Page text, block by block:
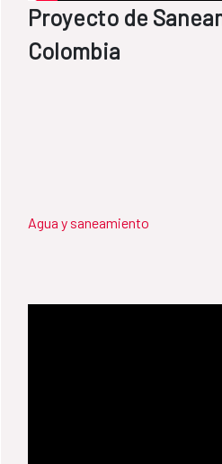
Proyecto de
Colombia
Agua y saneamiento